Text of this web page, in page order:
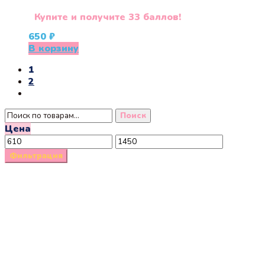
Купите и получите 33 баллов!
650 ₽
В корзину
1
2
Искать: Поиск
Цена
Минимальная
цена
Максимальная
цена
Фильтрация